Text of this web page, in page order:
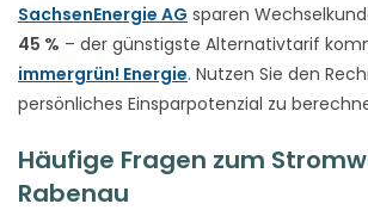
SachsenEnergie AG sparen
45 % – der günstigste Alternativtarif
immergrün! Energie. Nutzen Sie den
persönliches Einsparpotenzial zu
Häufige Fragen zum
Rabenau